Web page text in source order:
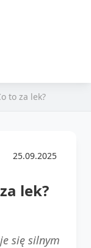
to za lek?
25.09.2025
lek?
się silnym